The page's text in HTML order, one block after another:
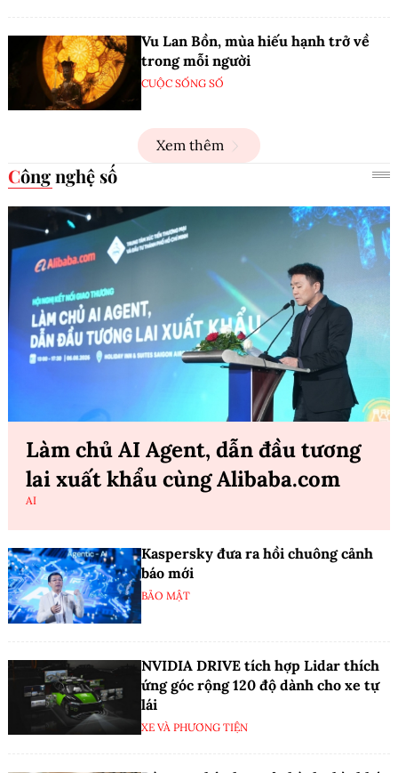
Vu Lan Bồn, mùa hiếu hạnh trở về
trong mỗi người
CUỘC SỐNG SỐ
Xem thêm
Công nghệ số
Làm chủ AI Agent, dẫn đầu tương
lai xuất khẩu cùng Alibaba.com
AI
Kaspersky đưa ra hồi chuông cảnh
báo mới
BẢO MẬT
NVIDIA DRIVE tích hợp Lidar thích
ứng góc rộng 120 độ dành cho xe tự
lái
XE VÀ PHƯƠNG TIỆN